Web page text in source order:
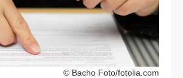
© Bacho Foto/fotolia.com